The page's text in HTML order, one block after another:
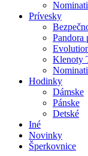
Prívesky
Pandora
Klenoty
Hodinky
Dámske
Pánske
Detské
Iné
Novinky
Šperkovnice